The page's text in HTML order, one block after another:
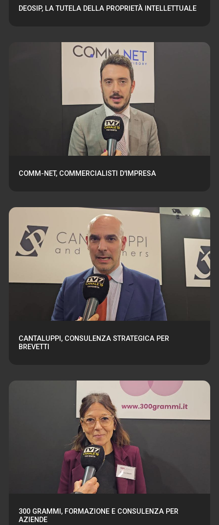
DEOSIP, LA TUTELA DELLA PROPRIETÀ INTELLETTUALE
COMM-NET, COMMERCIALISTI D'IMPRESA
CANTALUPPI, CONSULENZA STRATEGICA PER
BREVETTI
300 GRAMMI, FORMAZIONE E CONSULENZA PER
AZIENDE